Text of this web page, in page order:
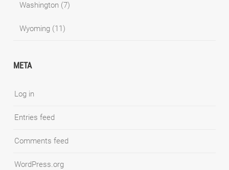
Washington (7)
Wyoming (11)
META
Log in
Entries feed
Comments feed
WordPress.org